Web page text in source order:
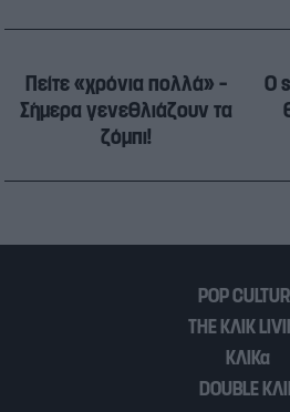
Πείτε «χρόνια πολλά» –
Σήμερα γενεθλιάζουν τα
ζόμπι!
Ο
POP
THE ΚΛΙΚ
ΚΛΙΚα
DOUBLE